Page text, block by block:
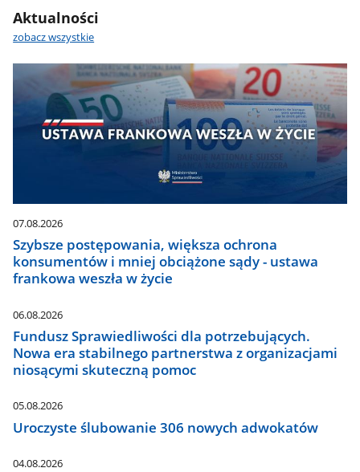
Aktualności
zobacz wszystkie
07.08.2026
Szybsze postępowania, większa ochrona
konsumentów i mniej obciążone sądy - ustawa
frankowa weszła w życie
06.08.2026
Fundusz Sprawiedliwości dla potrzebujących.
Nowa era stabilnego partnerstwa z organizacjami
niosącymi skuteczną pomoc
05.08.2026
Uroczyste ślubowanie 306 nowych adwokatów
04.08.2026